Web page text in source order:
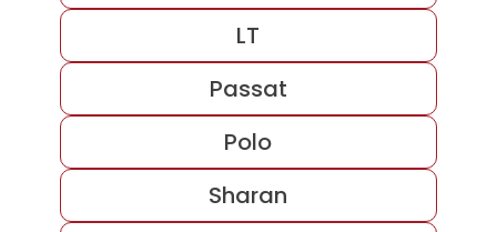
LT
Passat
Polo
Sharan